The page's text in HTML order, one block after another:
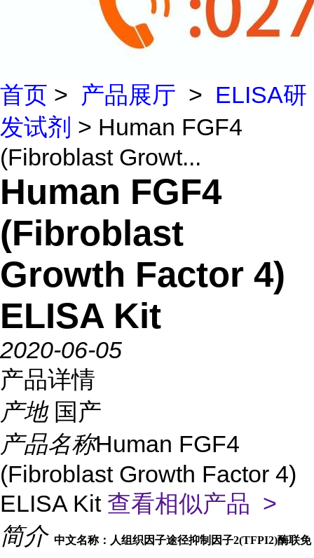
首页 > 产品展厅 > ELISA研
发试剂 > Human FGF4
(Fibroblast Growt...
Human FGF4
(Fibroblast
Growth Factor 4)
ELISA Kit
2020-06-05
产品详情
产地 国产
产品名称Human FGF4
(Fibroblast Growth Factor 4)
ELISA Kit 查看相似产品 >
简介 中文名称：人组织因子途径抑制因子2(TFPI2)酶联免